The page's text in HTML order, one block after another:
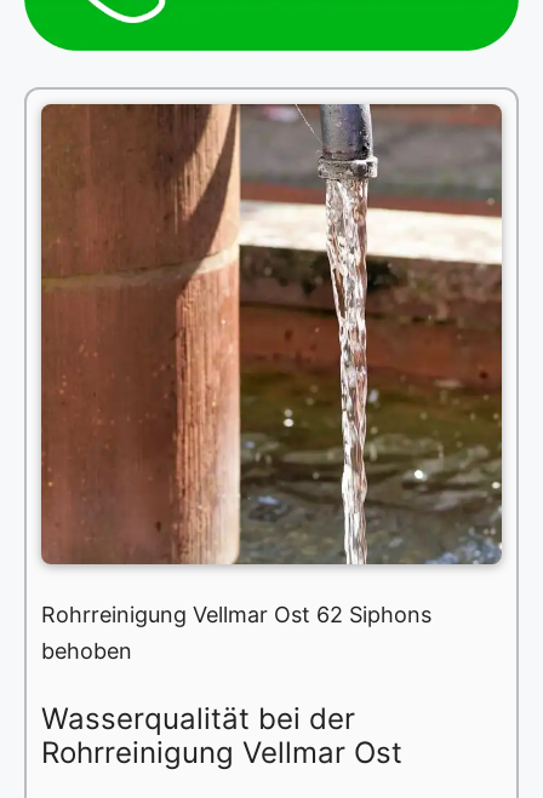
Rohrreinigung Vellmar Ost 62 Siphons
behoben
Wasserqualität bei der
Rohrreinigung Vellmar Ost